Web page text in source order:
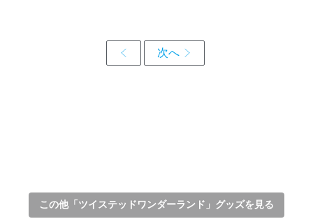
この他「ツイステッドワンダーランド」グッズを見る